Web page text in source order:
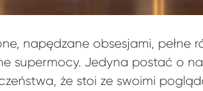
napędzane obsesjami, pełne
supermocy. Jedyna postać o
że stoi ze swoimi